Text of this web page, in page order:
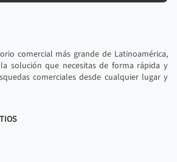
comercial más grande de Latinoamérica,
solución que necesitas de forma rápida y
comerciales desde cualquier lugar y